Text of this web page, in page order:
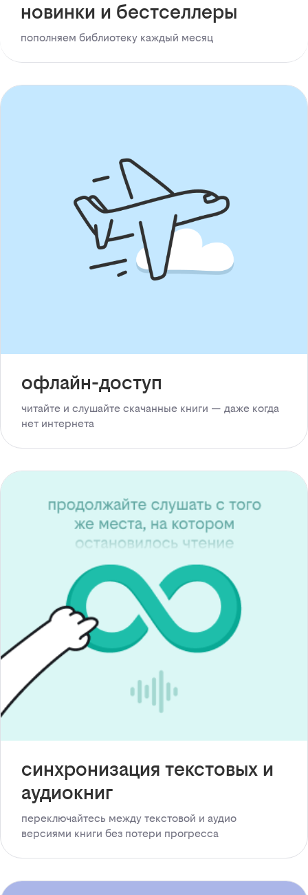
новинки и бестселлеры
пополняем библиотеку каждый месяц
офлайн-доступ
читайте и слушайте скачанные книги — даже когда
нет интернета
синхронизация текстовых и
аудиокниг
переключайтесь между текстовой и аудио
версиями книги без потери прогресса